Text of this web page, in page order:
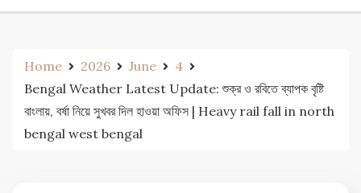
Home 2026 June
4
Bengal Weather Latest Update: শুক্র ও রবিতে ব্যাপক বৃষ্টি
বাংলায়, বর্ষা নিয়ে সুখবর দিল হাওয়া অফিস | Heavy rail fall in north
bengal west bengal